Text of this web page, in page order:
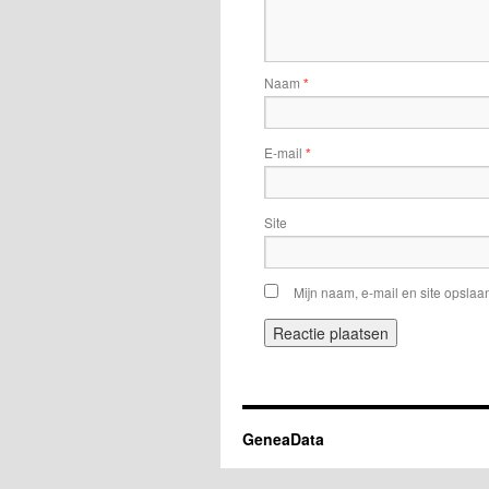
Naam *
E-mail *
Site
Mijn naam, e-mail en site
GeneaData